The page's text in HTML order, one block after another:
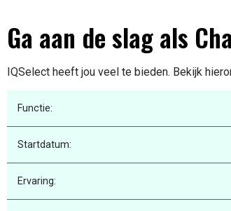
Ga aan de slag als
IQSelect heeft jou veel te bieden. Bekijk
Functie:
Startdatum:
Ervaring: